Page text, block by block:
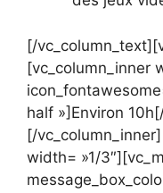
[/
[vc_column_inner
half »]Environ
[/
width= »1/